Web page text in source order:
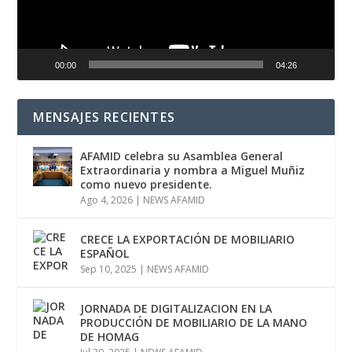
00:00 04:26
MENSAJES RECIENTES
AFAMID celebra su Asamblea General
Extraordinaria y nombra a Miguel Muñiz
como nuevo presidente.
Ago 4, 2026 | NEWS AFAMID
CRECE LA EXPORTACIÓN DE MOBILIARIO
ESPAÑOL
Sep 10, 2025 | NEWS AFAMID
JORNADA DE DIGITALIZACION EN LA
PRODUCCIÓN DE MOBILIARIO DE LA MANO
DE HOMAG